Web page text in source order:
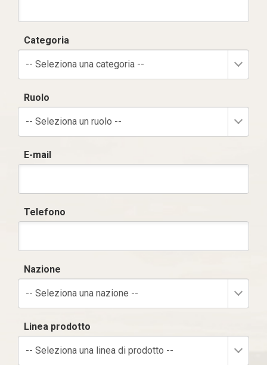
Categoria
-- Seleziona una categoria --
Ruolo
-- Seleziona un ruolo --
E-mail
Telefono
Nazione
-- Seleziona una nazione --
Linea prodotto
-- Seleziona una linea di prodotto --